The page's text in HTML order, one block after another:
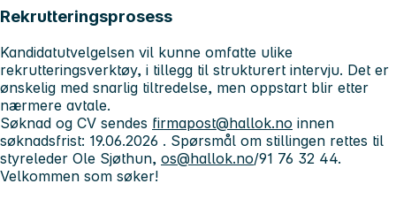
Rekrutteringsprosess
Kandidatutvelgelsen vil kunne omfatte ulike
rekrutteringsverktøy, i tillegg til strukturert intervju. Det er
ønskelig med snarlig tiltredelse, men oppstart blir etter
nærmere avtale.
Søknad og CV sendes firmapost@hallok.no innen
søknadsfrist: 19.06.2026 . Spørsmål om stillingen rettes til
styreleder Ole Sjøthun, os@hallok.no/91 76 32 44.
Velkommen som søker!